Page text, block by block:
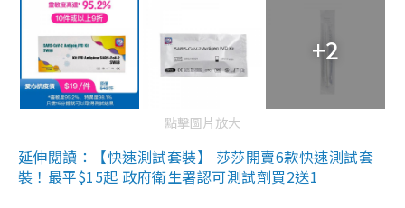
+2
點擊圖片放大
延伸閱讀：【快速測試套裝】 莎莎開賣6款快速測試套
裝！最平$15起 政府衛生署認可測試劑買2送1